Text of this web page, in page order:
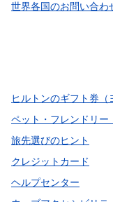
世界各国のお問い合わ
ヒルトンのギフト券（
ペット・フレンドリー
旅先選びのヒント
クレジットカード
ヘルプセンター